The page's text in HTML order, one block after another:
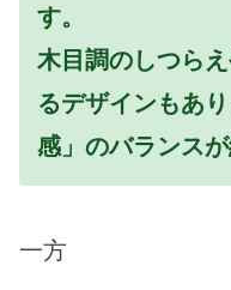
す。
木目調のしつら
るデザインもあ
感」のバランス
一方